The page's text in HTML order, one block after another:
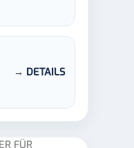
→ DETAILS